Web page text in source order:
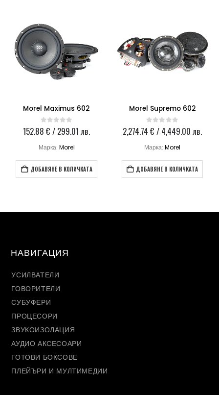
Morel Maximus 602
0 out of 5
152.88€ / 299.01 лв.
Марка: Morel
ДОБАВЯНЕ В КОЛИЧКАТА
Morel Supremo 602
0 out of 5
2,274.74€ / 4,449.00 лв.
Марка:Morel
ДОБАВЯНЕ В КОЛИЧКАТА
НАВИГАЦИЯ
УСИЛВАТЕЛИ
ГОВОРИТЕЛИ
СУБУФЕРИ
ПРОЦЕСОРИ
ЗВУКОИЗОЛАЦИЯ
АУДИО АКСЕСОАРИ
ГОТОВИ БОКСОВЕ
ПЛЕЙЪРИ И МУЛТИМЕДИИ